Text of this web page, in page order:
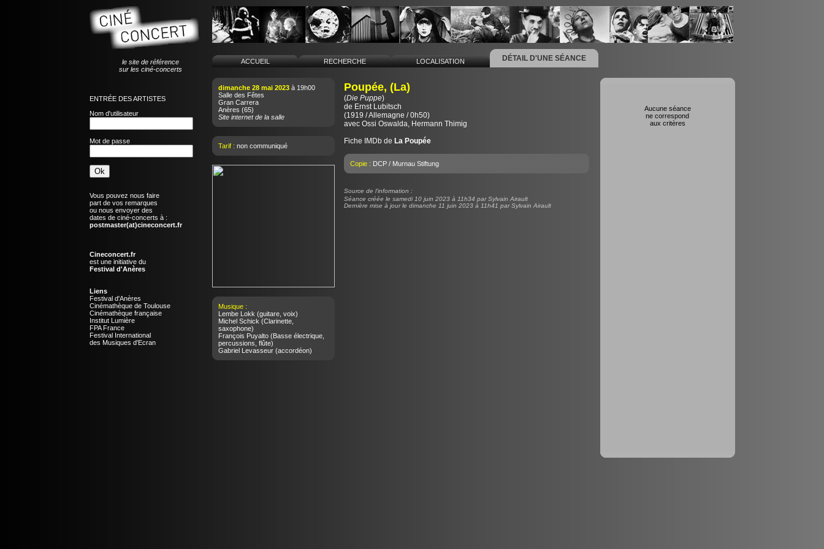
le site de référence
sur les ciné-concerts
ENTRÉE DES ARTISTES
Nom d'utilisateur
Mot de passe
Vous pouvez nous faire
part de vos remarques
ou nous envoyer des
dates de ciné-concerts à :
postmaster(at)cineconcert.fr
Cineconcert.fr
est une initiative du
Festival d'Anères
Liens
Festival d'Anères
Cinémathèque de Toulouse
Cinémathèque française
Institut Lumière
FPA France
Festival International
des Musiques d'Ecran
ACCUEIL RECHERCHE LOCALISATION DÉTAIL D'UNE SÉANCE
dimanche 28 mai 2023à 19h00
Salle des Fêtes
Gran Carrera
Anères (65)
Site internet de la salle
Tarif : non communiqué
Musique :
Lembe Lokk (guitare, voix)
Michel Schick (Clarinette,
saxophone)
François Puyalto(Basse électrique,
percussions, flûte)
Gabriel Levasseur(accordéon)
Poupée, (La)
(Die Puppe)
de Ernst Lubitsch
(1919 / Allemagne / 0h50)
avec Ossi Oswalda, Hermann Thimig
Fiche IMDb de La Poupée
Copie : DCP / Murnau Stiftung
Source de l'information :
Séance créée le samedi 10 juin 2023 à 11h34 par Sylvain Airault
Dernière mise à jour le dimanche 11 juin 2023 à 11h41 par Sylvain Airault
Aucune séance
ne correspond
aux critères